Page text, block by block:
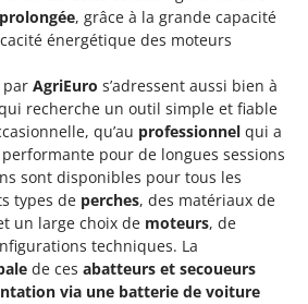
, grâce à la grande capacité
énergétique des moteurs
par AgriEuro s’adressent aussi bien à
recherche un outil simple et fiable
qu’au professionnel qui a
pour de longues sessions
sont disponibles pour tous les
types de perches, des matériaux de
un large choix de moteurs, de
techniques. La
de ces abatteurs et secoueurs
via une batterie de voiture